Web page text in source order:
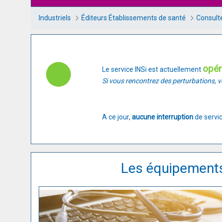
Industriels Éditeurs Établissements de santé
Le service INSi est actuellement
Si vous rencontrez des perturbations,
A ce jour, aucune interruptionde
Les